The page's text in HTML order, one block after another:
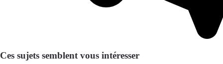
Ces sujets semblent vous intéresser